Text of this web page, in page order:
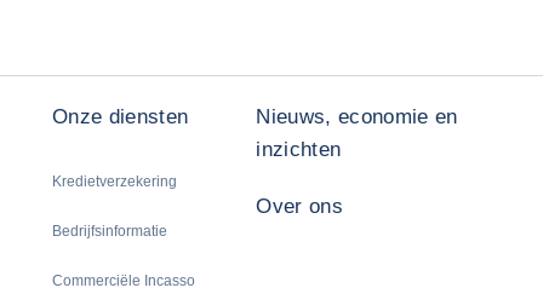
Onze diensten
Kredietverzekering
Bedrijfsinformatie
Commerciële Incasso
Nieuws, economie en
inzichten
Over ons